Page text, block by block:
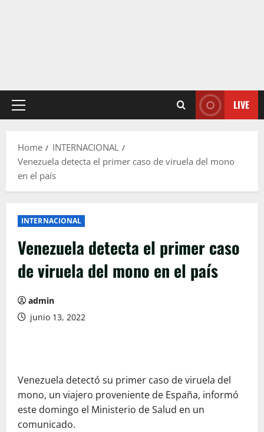
Primary
LIVE
Home
INTERNACIONAL
Venezuela detecta el primer caso de viruela del mono
en el país
INTERNACIONAL
Venezuela detecta el primer caso
de viruela del mono en el país
admin
junio 13, 2022
Venezuela detectó su primer caso de viruela del
mono, un viajero proveniente de España, informó
este domingo el Ministerio de Salud en un
comunicado.